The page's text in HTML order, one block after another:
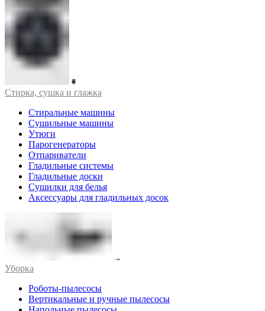
Стирка, сушка и глажка
Стиральные машины
Сушильные машины
Утюги
Парогенераторы
Отпариватели
Гладильные системы
Гладильные доски
Сушилки для белья
Аксессуары для гладильных досок
Уборка
Роботы-пылесосы
Вертикальные и ручные пылесосы